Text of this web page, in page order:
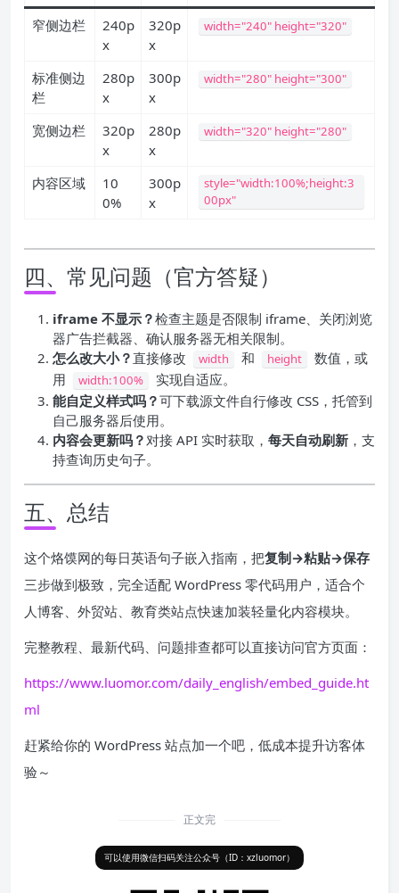
窄侧边栏
240p
x
320p
x
width="240" height="320"
标准侧边
栏
280p
x
300p
x
width="280" height="300"
宽侧边栏
320p
x
280p
x
width="320" height="280"
内容区域
10
0%
300p
x
style="width:100%;height:3
00px"
四、常见问题（官方答疑）
iframe 不显示？检查主题是否限制 iframe、关闭浏览
器广告拦截器、确认服务器无相关限制。
怎么改大小？直接修改 width 和 height
数值，或
用
width:100%
实现自适应。
能自定义样式吗？可下载源文件自行修改 CSS，托管到
自己服务器后使用。
内容会更新吗？对接 API 实时获取， 每天自动刷新 ，支
持查询历史句子。
五、总结
这个烙馍网的每日英语句子嵌入指南，把复制→粘贴→保存
三步做到极致，完全适配 WordPress 零代码用户，适合个
人博客、外贸站、教育类站点快速加装轻量化内容模块。
完整教程、最新代码、问题排查都可以直接访问官方页面：
https://www.luomor.com/daily_english/embed_guide.ht
ml
赶紧给你的 WordPress 站点加一个吧，低成本提升访客体
验～
正文完
可以使用微信扫码关注公众号（ID：xzluomor）